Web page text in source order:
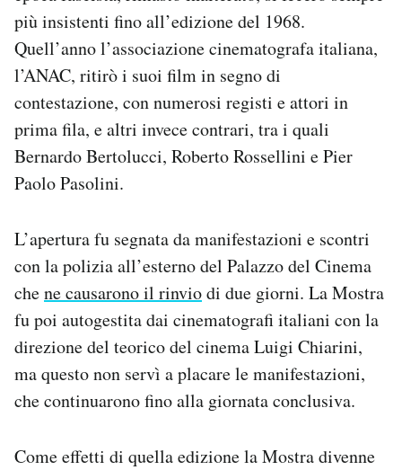
più insistenti fino all’edizione del 1968.
Quell’anno l’associazione cinematografa italiana,
l’ANAC, ritirò i suoi film in segno di
contestazione, con numerosi registi e attori in
prima fila, e altri invece contrari, tra i quali
Bernardo Bertolucci, Roberto Rossellini e Pier
Paolo Pasolini.
L’apertura fu segnata da manifestazioni e scontri
con la polizia all’esterno del Palazzo del Cinema
chene causarono il rinviodi due giorni. La Mostra
fu poi autogestita dai cinematografi italiani con la
direzione del teorico del cinema Luigi Chiarini,
ma questo non servì a placare le manifestazioni,
che continuarono fino alla giornata conclusiva.
Come effetti di quella edizione la Mostra divenne